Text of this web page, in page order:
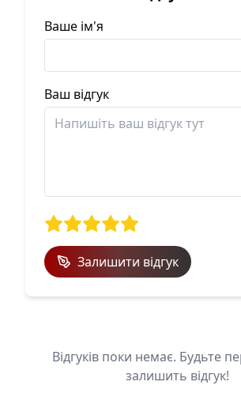
Ваше ім'я
Ваш відгук
Залишити відгук
Відгуків поки немає. Будьте
залишить відгук!